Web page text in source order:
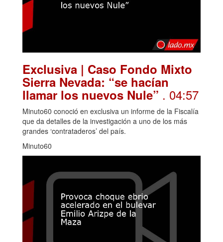
Exclusiva | Caso Fondo Mixto
Sierra Nevada: “se hacían
llamar los nuevos Nule” . 04:57
Minuto60 conoció en exclusiva un informe de la Fiscalía
que da detalles de la investigación a uno de los más
grandes ‘contrataderos’ del país.
Minuto60